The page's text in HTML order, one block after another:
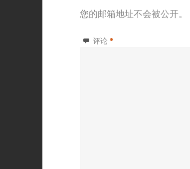
您的邮箱地址不会被公开。
评论 *